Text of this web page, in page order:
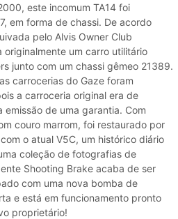
este incomum TA14 foi
em forma de chassi. De acordo
pelo Alvis Owner Club
originalmente um carro utilitário
junto com um chassi gêmeo 21389.
carrocerias do Gaze foram
a carroceria original era de
de uma garantia. Com
couro marrom, foi restaurado por
o atual V5C, um histórico diário
coleção de fotografias de
Shooting Brake acaba de ser
com uma nova bomba de
e está em funcionamento pronto
proprietário!